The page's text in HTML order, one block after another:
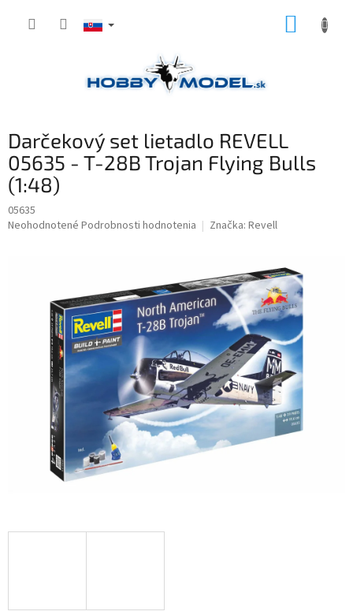
Darčekový set lietadlo REVELL
05635 - T-28B Trojan Flying Bulls
(1:48)
05635
Priemerné
hviezdičiek.
Neohodnotené Podrobnosti hodnotenia Značka: Revell